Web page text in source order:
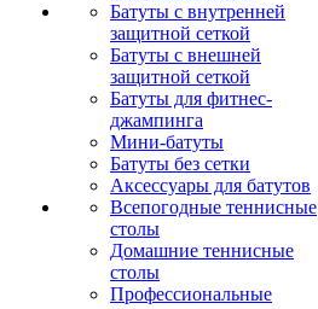
Батуты с внутренней
защитной сеткой
Батуты с внешней
защитной сеткой
Батуты для фитнес-
джампинга
Мини-батуты
Батуты без сетки
Аксессуары для батутов
Всепогодные теннисные
столы
Домашние теннисные
столы
Профессиональные